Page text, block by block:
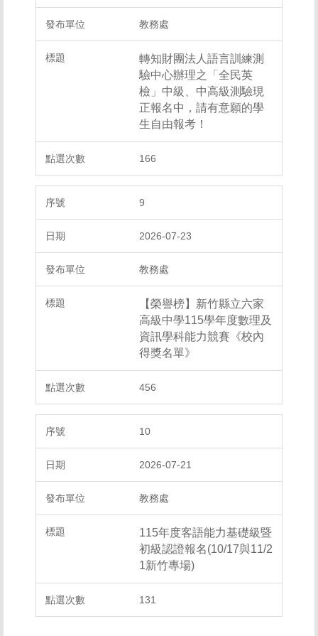
教務處
轉知財團法人語言訓練測
驗中心辦理之「全民英
檢」中級、中高級測驗現
正報名中，請有意願的學
生自由報考！
166
9
2026-07-23
教務處
【榮譽榜】新竹縣立六家
高級中學115學年度數理及
資訊學科能力競賽《校內
得獎名單》
456
10
2026-07-21
教務處
115年度客語能力基礎級暨
初級認證報名(10/17與11/2
1新竹專場)
131